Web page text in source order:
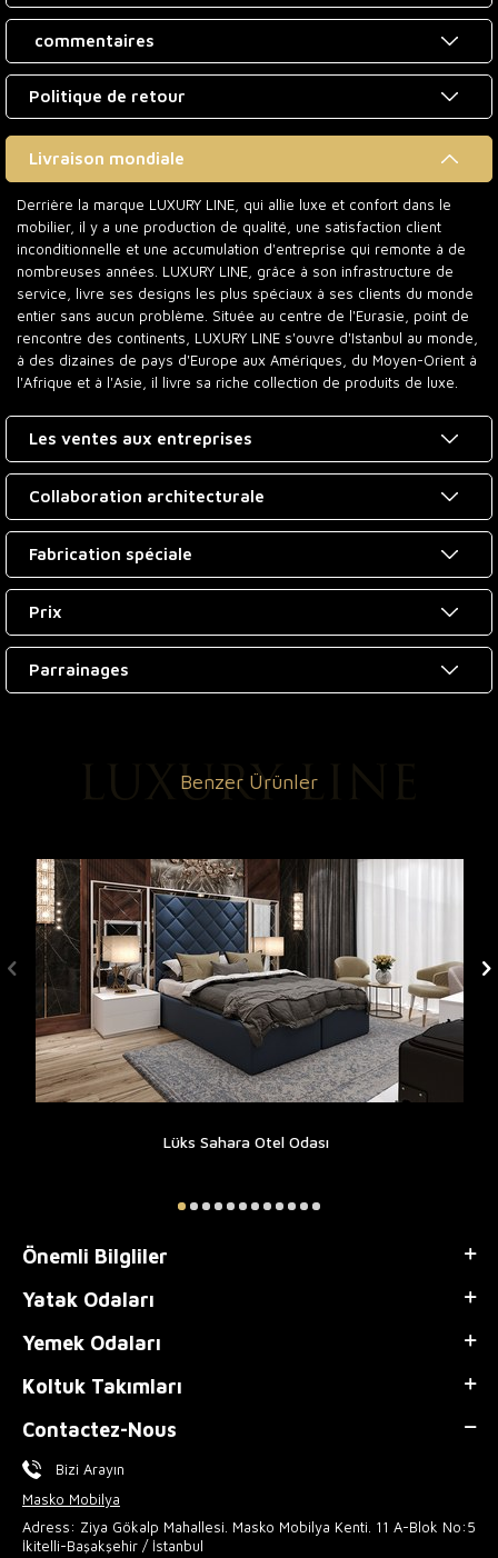
commentaires
Politique de retour
Livraison mondiale
Derrière la marque LUXURY LINE, qui allie luxe et confort dans le
mobilier, il y a une production de qualité, une satisfaction client
inconditionnelle et une accumulation d'entreprise qui remonte à de
nombreuses années. LUXURY LINE, grâce à son infrastructure de
service, livre ses designs les plus spéciaux à ses clients du monde
entier sans aucun problème. Située au centre de l'Eurasie, point de
rencontre des continents, LUXURY LINE s'ouvre d'Istanbul au monde,
à des dizaines de pays d'Europe aux Amériques, du Moyen-Orient à
l'Afrique et à l'Asie, il livre sa riche collection de produits de luxe.
Les ventes aux entreprises
Collaboration architecturale
Fabrication spéciale
Prix
Parrainages
Benzer Ürünler
Lüks Sahara Otel Odası
Önemli Bilgliler
Yatak Odaları
Yemek Odaları
Koltuk Takımları
Contactez-Nous
Bizi Arayın
Masko Mobilya
Adress: Ziya Gökalp Mahallesi. Masko Mobilya Kenti. 11 A-Blok No:5
İkitelli-Başakşehir / İstanbul